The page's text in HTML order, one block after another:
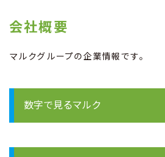
会社概要
マルクグループの企業情報です。
数字で見るマルク